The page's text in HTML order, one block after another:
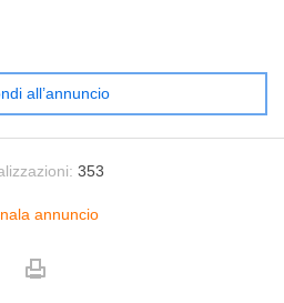
all’annuncio
353
annuncio